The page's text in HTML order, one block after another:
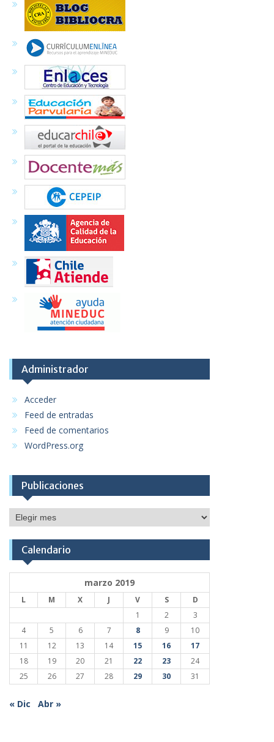
Administrador
Acceder
Feed de entradas
Feed de comentarios
WordPress.org
Publicaciones
Publicaciones
Calendario
marzo 2019
L M X J V S
D
1
2
3
4
5 6 7 8 9
10
11
12 13 14 15 16
17
18
19 20 21 22 23
24
25
26 27 28 29 30 31
« Dic Abr »